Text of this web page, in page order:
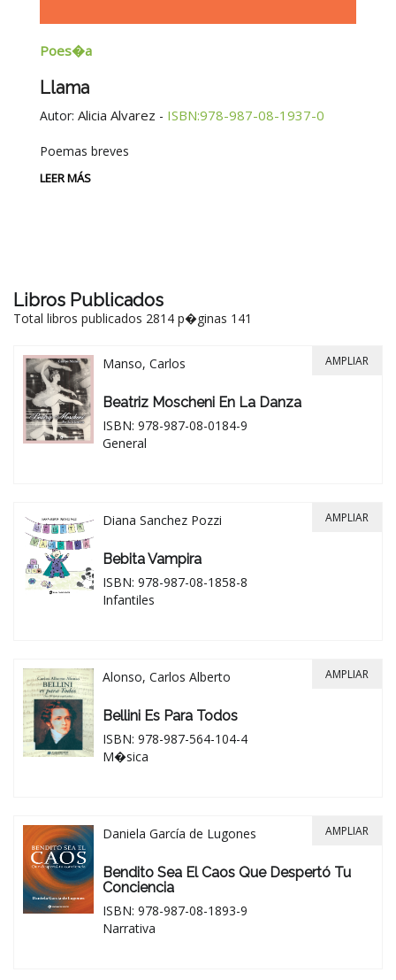
Poes�a
Llama
Autor: Alicia Alvarez - ISBN:978-987-08-1937-0
Poemas breves
LEER MÁS
Libros Publicados
Total libros publicados 2814 p�ginas 141
Manso, Carlos
Beatriz Moscheni En La Danza
ISBN: 978-987-08-0184-9
General
AMPLIAR
Diana Sanchez Pozzi
Bebita Vampira
ISBN: 978-987-08-1858-8
Infantiles
AMPLIAR
Alonso, Carlos Alberto
Bellini Es Para Todos
ISBN: 978-987-564-104-4
M�sica
AMPLIAR
Daniela García de Lugones
Bendito Sea El Caos Que Despertó Tu
Conciencia
ISBN: 978-987-08-1893-9
Narrativa
AMPLIAR